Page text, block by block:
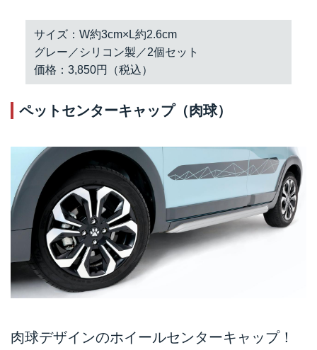
サイズ：W約3cm×L約2.6cm
グレー／シリコン製／2個セット
価格：3,850円（税込）
ペットセンターキャップ（肉球）
肉球デザインのホイールセンターキャップ！